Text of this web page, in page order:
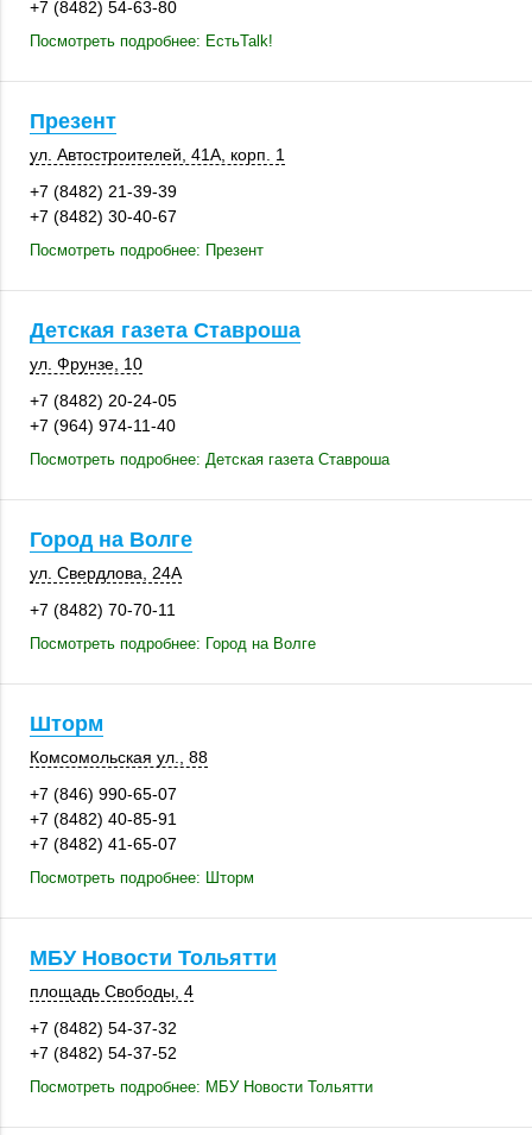
+7 (8482) 54-63-80
Посмотреть подробнее: ЕстьTalk!
Презент
ул. Автостроителей 41А корп. 1
+7 (8482) 21-39-39
+7 (8482) 30-40-67
Посмотреть подробнее: Презент
Детская газета Ставроша
ул. Фрунзе, 10
+7 (8482) 20-24-05
+7 (964) 974-11-40
Посмотреть подробнее: Детская газета Ставроша
Город на Волге
ул. Свердлова
24А
+7 (8482) 70-70-11
Посмотреть подробнее: Город на Волге
Шторм
Комсомольская ул., 88
+7 (846) 990-65-07
+7 (8482) 40-85-91
+7 (8482) 41-65-07
Посмотреть подробнее: Шторм
МБУ Новости Тольятти
площадь Свободы, 4
+7 (8482) 54-37-32
+7 (8482) 54-37-52
Посмотреть подробнее: МБУ Новости Тольятти